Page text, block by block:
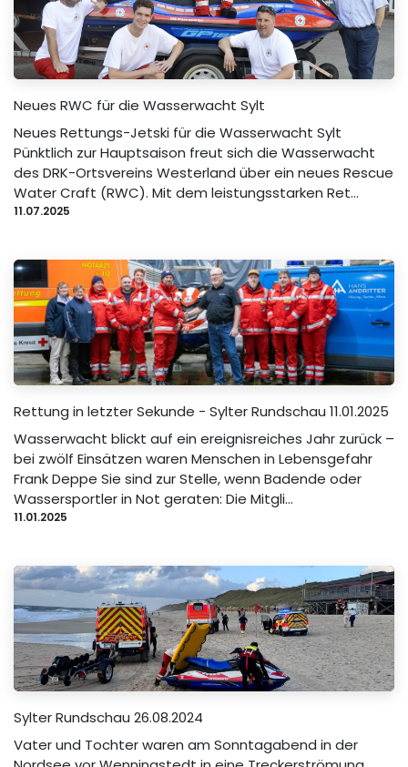
Neues RWC für die Wasserwacht Sylt
Neues Rettungs-Jetski für die Wasserwacht Sylt
Pünktlich zur Hauptsaison freut sich die Wasserwacht
des DRK-Ortsvereins Westerland über ein neues Rescue
Water Craft (RWC). Mit dem leistungsstarken Ret...
11.07.2025
Rettung in letzter Sekunde - Sylter Rundschau 11.01.2025
Wasserwacht blickt auf ein ereignisreiches Jahr zurück –
bei zwölf Einsätzen waren Menschen in Lebensgefahr
Frank Deppe Sie sind zur Stelle, wenn Badende oder
Wassersportler in Not geraten: Die Mitgli...
11.01.2025
Sylter Rundschau 26.08.2024
Vater und Tochter waren am Sonntagabend in der